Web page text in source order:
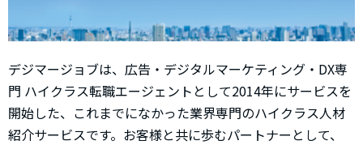
デジマージョブは、広告・デジタルマーケティング・DX専
門 ハイクラス転職エージェントとして2014年にサービスを
開始した、これまでになかった業界専門のハイクラス人材
紹介サービスです。お客様と共に歩むパートナーとして、